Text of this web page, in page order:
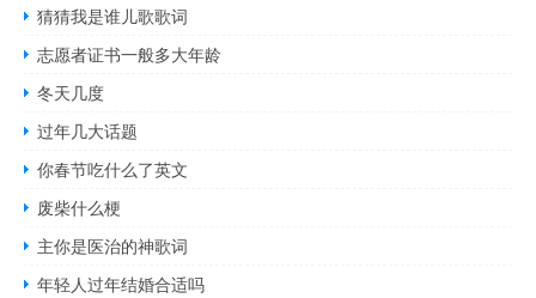
猜猜我是谁儿歌歌词
志愿者证书一般多大年龄
冬天几度
过年几大话题
你春节吃什么了英文
废柴什么梗
主你是医治的神歌词
年轻人过年结婚合适吗